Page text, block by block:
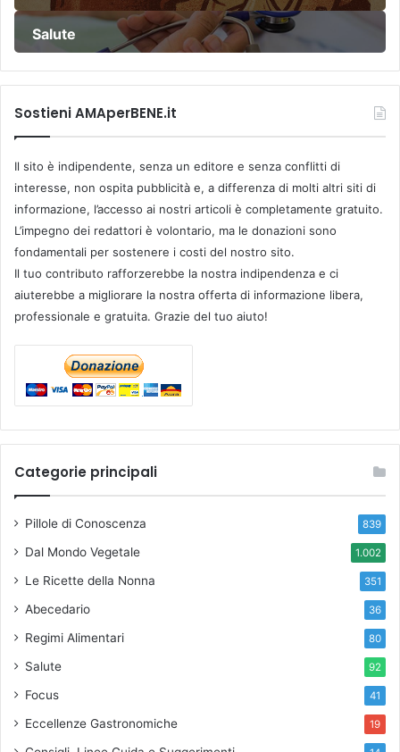
Salute
Sostieni AMAperBENE.it
Il sito è indipendente, senza un editore e senza conflitti di
interesse, non ospita pubblicità e, a differenza di molti altri siti di
informazione, l’accesso ai nostri articoli è completamente gratuito.
L’impegno dei redattori è volontario, ma le donazioni sono
fondamentali per sostenere i costi del nostro sito.
Il tuo contributo rafforzerebbe la nostra indipendenza e ci
aiuterebbe a migliorare la nostra offerta di informazione libera,
professionale e gratuita. Grazie del tuo aiuto!
Categorie principali
Pillole di Conoscenza 839
Dal Mondo Vegetale 1.002
Le Ricette della Nonna 351
Abecedario 36
Regimi Alimentari 80
Salute 92
Focus 41
Eccellenze Gastronomiche 19